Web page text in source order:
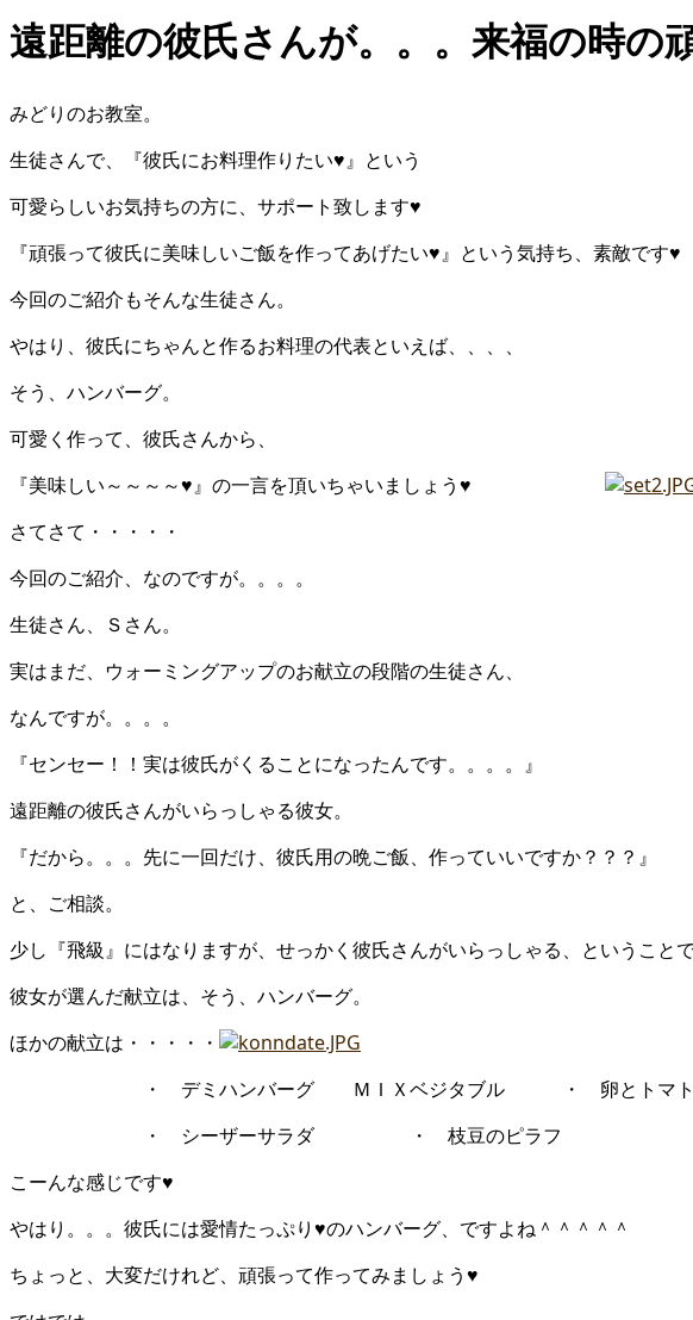
遠距離の彼氏さんが。。。来福の時の
みどりのお教室。
生徒さんで、『彼氏にお料理作りたい♥』という
可愛らしいお気持ちの方に、サポート致します♥
『頑張って彼氏に美味しいご飯を作ってあげたい♥』という気持ち、素敵です♥
今回のご紹介もそんな生徒さん。
やはり、彼氏にちゃんと作るお料理の代表といえば、、、、
そう、ハンバーグ。
可愛く作って、彼氏さんから、
『美味しい～～～～♥』の一言を頂いちゃいましょう♥
さてさて・・・・・
今回のご紹介、なのですが。。。。
生徒さん、Ｓさん。
実はまだ、ウォーミングアップのお献立の段階の生徒さん、
なんですが。。。。
『センセー！！実は彼氏がくることになったんです。。。。』
遠距離の彼氏さんがいらっしゃる彼女。
『だから。。。先に一回だけ、彼氏用の晩ご飯、作っていいですか？？？』
と、ご相談。
少し『飛級』にはなりますが、せっかく彼氏さんがいらっしゃる、ということ
彼女が選んだ献立は、そう、ハンバーグ。
ほかの献立は・・・・・
・ デミハンバーグ ＭＩＸベジタブル ・ 卵とトマトの
・ シーザーサラダ ・ 枝豆のピラフ
こーんな感じです♥
やはり。。。彼氏には愛情たっぷり♥のハンバーグ、ですよね＾＾＾＾＾
ちょっと、大変だけれど、頑張って作ってみましょう♥